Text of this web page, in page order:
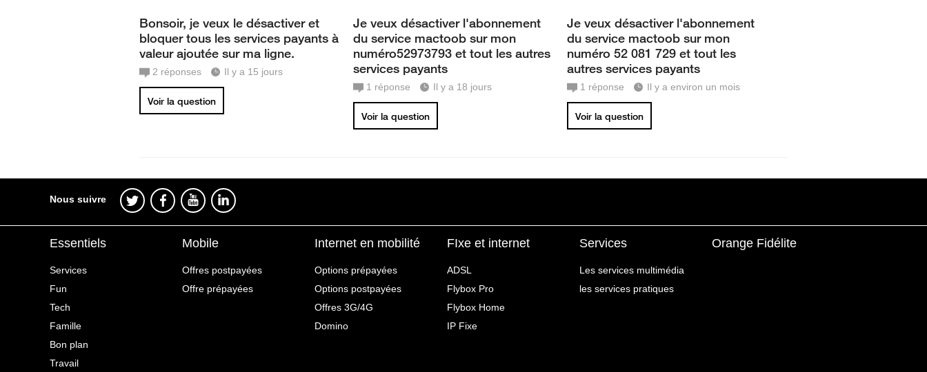
Bonsoir, je veux le désactiver et
bloquer tous les services payants à
valeur ajoutée sur ma ligne.
2 réponses Il y a 15 jours
Voir la question
Je veux désactiver l'abonnement
du service mactoob sur mon
numéro52973793 et tout les autres
services payants
1 réponse Il y a 18 jours
Voir la question
Je veux désactiver l'abonnement
du service mactoob sur mon
numéro 52 081 729 et tout les
autres services payants
1 réponse Il y a environ un mois
Voir la question
Nous suivre
Essentiels
Services
Fun
Tech
Famille
Bon plan
Travail
Mobile
Offres postpayées
Offre prépayées
Internet en mobilité
Options prépayées
Options postpayées
Offres 3G/4G
Domino
FIxe et internet
ADSL
Flybox Pro
Flybox Home
IP Fixe
Services
Les services multimédia
les services pratiques
Orange Fidélite